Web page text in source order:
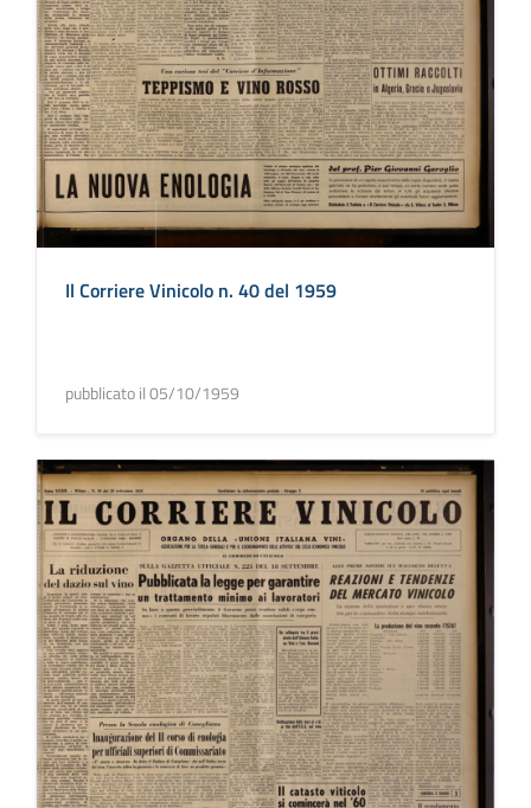
Il Corriere Vinicolo n. 40 del 1959
pubblicato il 05/10/1959